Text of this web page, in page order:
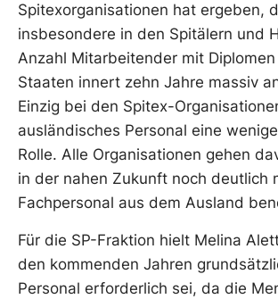
Spitexorganisationen hat ergeben,
insbesondere in den Spitälern und
Anzahl Mitarbeitender mit
Staaten innert zehn Jahre massiv
Einzig bei den Spitex-
ausländisches Personal eine
Rolle. Alle Organisationen gehen
in der nahen Zukunft noch deutlich
Fachpersonal aus dem Ausland
Für die SP-Fraktion hielt Melina
den kommenden Jahren
Personal erforderlich sei, da die